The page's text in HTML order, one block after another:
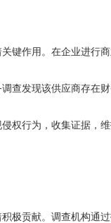
键作用。在企业进行
查发现该供应商存在
权行为，收集证据，
极贡献。调查机构通